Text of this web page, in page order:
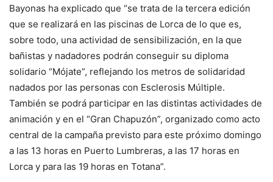
Bayonas ha explicado que “se trata de la tercera edición
que se realizará en las piscinas de Lorca de lo que es,
sobre todo, una actividad de sensibilización, en la que
bañistas y nadadores podrán conseguir su diploma
solidario “Mójate”, reflejando los metros de solidaridad
nadados por las personas con Esclerosis Múltiple.
También se podrá participar en las distintas actividades de
animación y en el “Gran Chapuzón”, organizado como acto
central de la campaña previsto para este próximo domingo
a las 13 horas en Puerto Lumbreras, a las 17 horas en
Lorca y para las 19 horas en Totana”.